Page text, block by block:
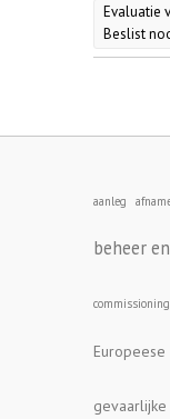
Evaluatie
Beslist
aanleg
beheer
commissioning